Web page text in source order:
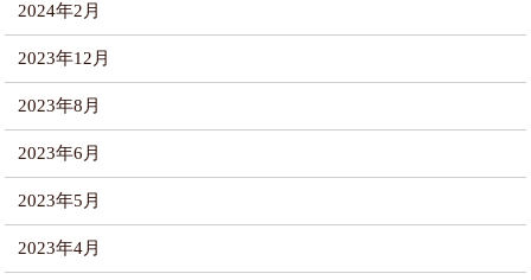
2024年2月
2023年12月
2023年8月
2023年6月
2023年5月
2023年4月